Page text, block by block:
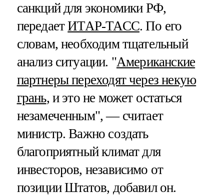
санкций для экономики РФ,
передаетИТАР-ТАСС. По его
словам, необходим тщательный
анализ ситуации. "Американские
партнеры переходят через некую
грань, и это не может остаться
незамеченным", — считает
министр. Важно создать
благоприятный климат для
инвесторов, независимо от
позиции Штатов, добавил он.